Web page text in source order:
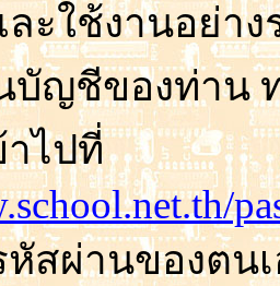
ะใช้งานอย่าง
บัญชีของท่าน
าไปที่
หัสผ่านของตน